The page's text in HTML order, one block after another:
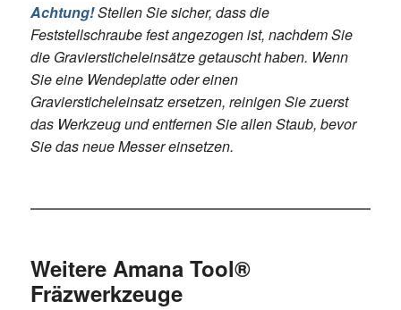
Achtung!Stellen Sie sicher, dass die
Feststellschraube fest angezogen ist, nachdem Sie
die Graviersticheleinsätze getauscht haben. Wenn
Sie eine Wendeplatte oder einen
Graviersticheleinsatz ersetzen, reinigen Sie zuerst
das Werkzeug und entfernen Sie allen Staub, bevor
Sie das neue Messer einsetzen.
Weitere Amana Tool®
Fräzwerkzeuge